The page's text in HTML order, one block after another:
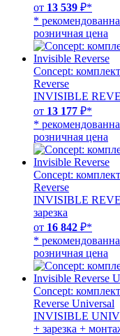
от 13 539 ₽*
*
розничная цена
Concept:
Reverse
INVISIBLE
от 13 177 ₽*
*
розничная цена
Concept:
Reverse
INVISIBLE
зарезка
от 16 842 ₽*
*
розничная цена
Concept:
Reverse Universal
INVISIBLE
+ зарезка +